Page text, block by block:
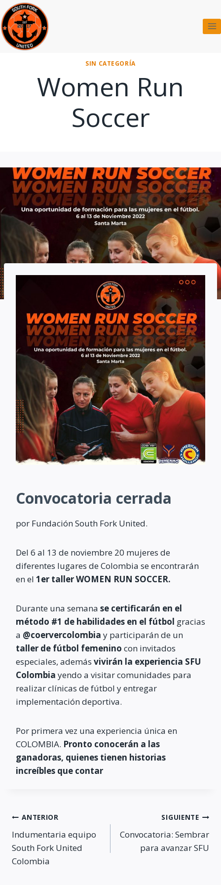
Saltar
al
contenido
SIN CATEGORÍA
Women Run
Soccer
Convocatoria cerrada
por Fundación South Fork United.
Del 6 al 13 de noviembre 20 mujeres de
diferentes lugares de Colombia se encontrarán
en el 1er taller WOMEN RUN SOCCER.
Durante una semana se certificarán en el
método #1 de habilidades en el fútbol gracias
a @coervercolombia y participarán de un
taller de fútbol femenino con invitados
especiales, además vivirán la experiencia SFU
Colombia yendo a visitar comunidades para
realizar clínicas de fútbol y entregar
implementación deportiva.
Por primera vez una experiencia única en
COLOMBIA. Pronto conocerán a las
ganadoras, quienes tienen historias
increíbles que contar
Navegación
de
ANTERIOR
Indumentaria equipo
South Fork United
Colombia
SIGUIENTE
Convocatoria: Sembrar
para avanzar SFU